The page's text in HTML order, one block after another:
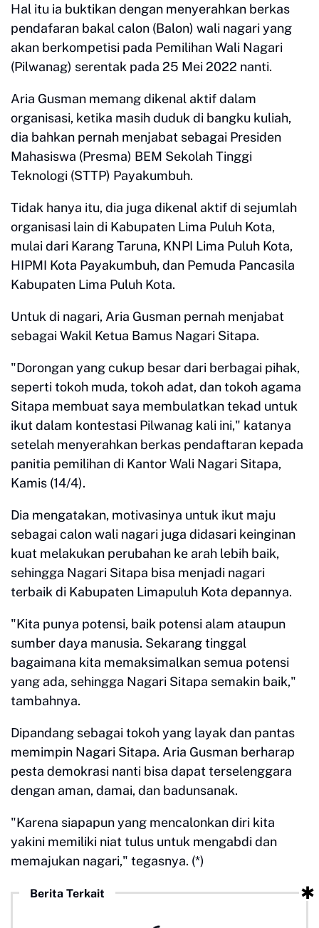
Hal itu ia buktikan dengan menyerahkan berkas
pendafaran bakal calon (Balon) wali nagari yang
akan berkompetisi pada Pemilihan Wali Nagari
(Pilwanag) serentak pada 25 Mei 2022 nanti.
Aria Gusman memang dikenal aktif dalam
organisasi, ketika masih duduk di bangku kuliah,
dia bahkan pernah menjabat sebagai Presiden
Mahasiswa (Presma) BEM Sekolah Tinggi
Teknologi (STTP) Payakumbuh.
Tidak hanya itu, dia juga dikenal aktif di sejumlah
organisasi lain di Kabupaten Lima Puluh Kota,
mulai dari Karang Taruna, KNPI Lima Puluh Kota,
HIPMI Kota Payakumbuh, dan Pemuda Pancasila
Kabupaten Lima Puluh Kota.
Untuk di nagari, Aria Gusman pernah menjabat
sebagai Wakil Ketua Bamus Nagari Sitapa.
"Dorongan yang cukup besar dari berbagai pihak,
seperti tokoh muda, tokoh adat, dan tokoh agama
Sitapa membuat saya membulatkan tekad untuk
ikut dalam kontestasi Pilwanag kali ini," katanya
setelah menyerahkan berkas pendaftaran kepada
panitia pemilihan di Kantor Wali Nagari Sitapa,
Kamis (14/4).
Dia mengatakan, motivasinya untuk ikut maju
sebagai calon wali nagari juga didasari keinginan
kuat melakukan perubahan ke arah lebih baik,
sehingga Nagari Sitapa bisa menjadi nagari
terbaik di Kabupaten Limapuluh Kota depannya.
"Kita punya potensi, baik potensi alam ataupun
sumber daya manusia. Sekarang tinggal
bagaimana kita memaksimalkan semua potensi
yang ada, sehingga Nagari Sitapa semakin baik,"
tambahnya.
Dipandang sebagai tokoh yang layak dan pantas
memimpin Nagari Sitapa. Aria Gusman berharap
pesta demokrasi nanti bisa dapat terselenggara
dengan aman, damai, dan badunsanak.
"Karena siapapun yang mencalonkan diri kita
yakini memiliki niat tulus untuk mengabdi dan
memajukan nagari," tegasnya. (*)
Berita Terkait